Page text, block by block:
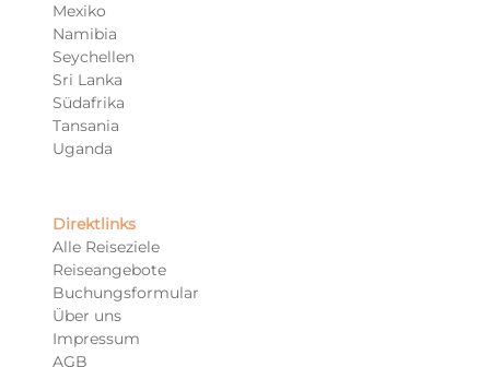
Mexiko
Namibia
Seychellen
Sri Lanka
Südafrika
Tansania
Uganda
Direktlinks
Alle Reiseziele
Reiseangebote
Buchungsformular
Über uns
Impressum
AGB